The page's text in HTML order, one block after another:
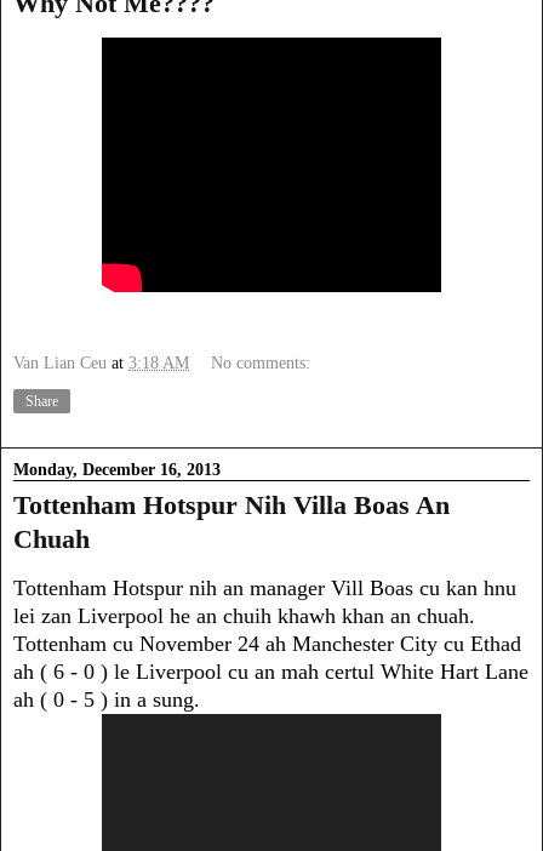
Van Lian Ceu at 3:18 AM No comments:
Share
Monday, December 16, 2013
Tottenham Hotspur Nih Villa Boas An
Chuah
Tottenham Hotspur nih an manager Vill Boas cu kan hnu
lei zan Liverpool he an chuih khawh khan an chuah.
Tottenham cu November 24 ah Manchester City cu Ethad
ah ( 6 - 0 ) le Liverpool cu an mah certul White Hart Lane
ah ( 0 - 5 ) in a sung.